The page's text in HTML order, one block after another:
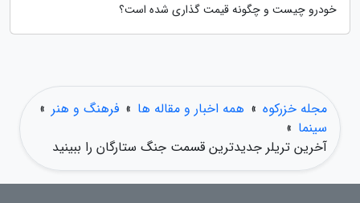
خودرو چیست و چگونه قیمت گذاری شده است؟
مجله خزرکوه » همه اخبار و مقاله ها » فرهنگ و هنر »
سینما »
آخرین تریلر جدیدترین قسمت جنگ ستارگان را ببینید